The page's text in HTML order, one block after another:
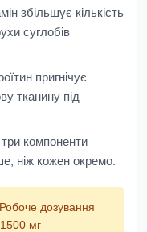
збільшує кількість
суглобів
пригнічує
тканину під
компоненти
ніж кожен окремо.
Робоче дозування
мг